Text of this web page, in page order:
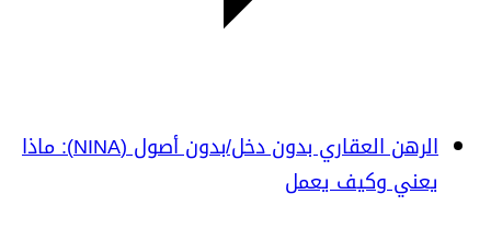
الرهن العقاري بدون دخل/بدون أصول (NINA): ماذا
يعني وكيف يعمل